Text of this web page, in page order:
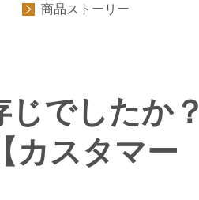
商品ストーリー
じでしたか？
カスタマー